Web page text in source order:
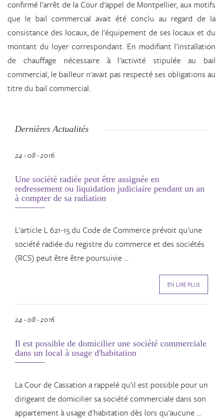
confirmé l'arrêt de la Cour d'appel de Montpellier, aux motifs
que le bail commercial avait été conclu au regard de la
consistance des locaux, de l'équipement de ses locaux et du
montant du loyer correspondant. En modifiant l'installation
de chauffage nécessaire à l'activité stipulée au bail
commercial, le bailleur n'avait pas respecté ses obligations au
titre du bail commercial.
Dernières Actualités
24 - 08 - 2016
Une société radiée peut être assignée en
redressement ou liquidation judiciaire pendant un an
à compter de sa radiation
L'article L 621-15 du Code de Commerce prévoit qu'une
société radiée du registre du commerce et des sociétés
(RCS) peut être être poursuivie ...
EN LIRE PLUS
24 - 08 - 2016
Il est possible de domicilier une société commerciale
dans un local à usage d'habitation
La Cour de Cassation a rappelé qu'il est possible pour un
dirigeant de domicilier sa société commerciale dans son
appartement à usage d'habitation dès lors qu'aucune ...